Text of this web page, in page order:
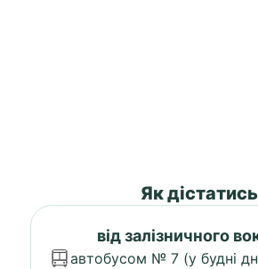
Як дістатись
від залізничного
автобусом № 7 (у будні